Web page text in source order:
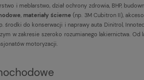
i meblarstwo, dział ochrony zdrowia, BHP,
,materiały ścierne(np. 3M Cubitron II),
środki do konserwacji i naprawy auta Dinitrol,
w zakresie szeroko rozumianego lakiernictwa.
motoryzacji.